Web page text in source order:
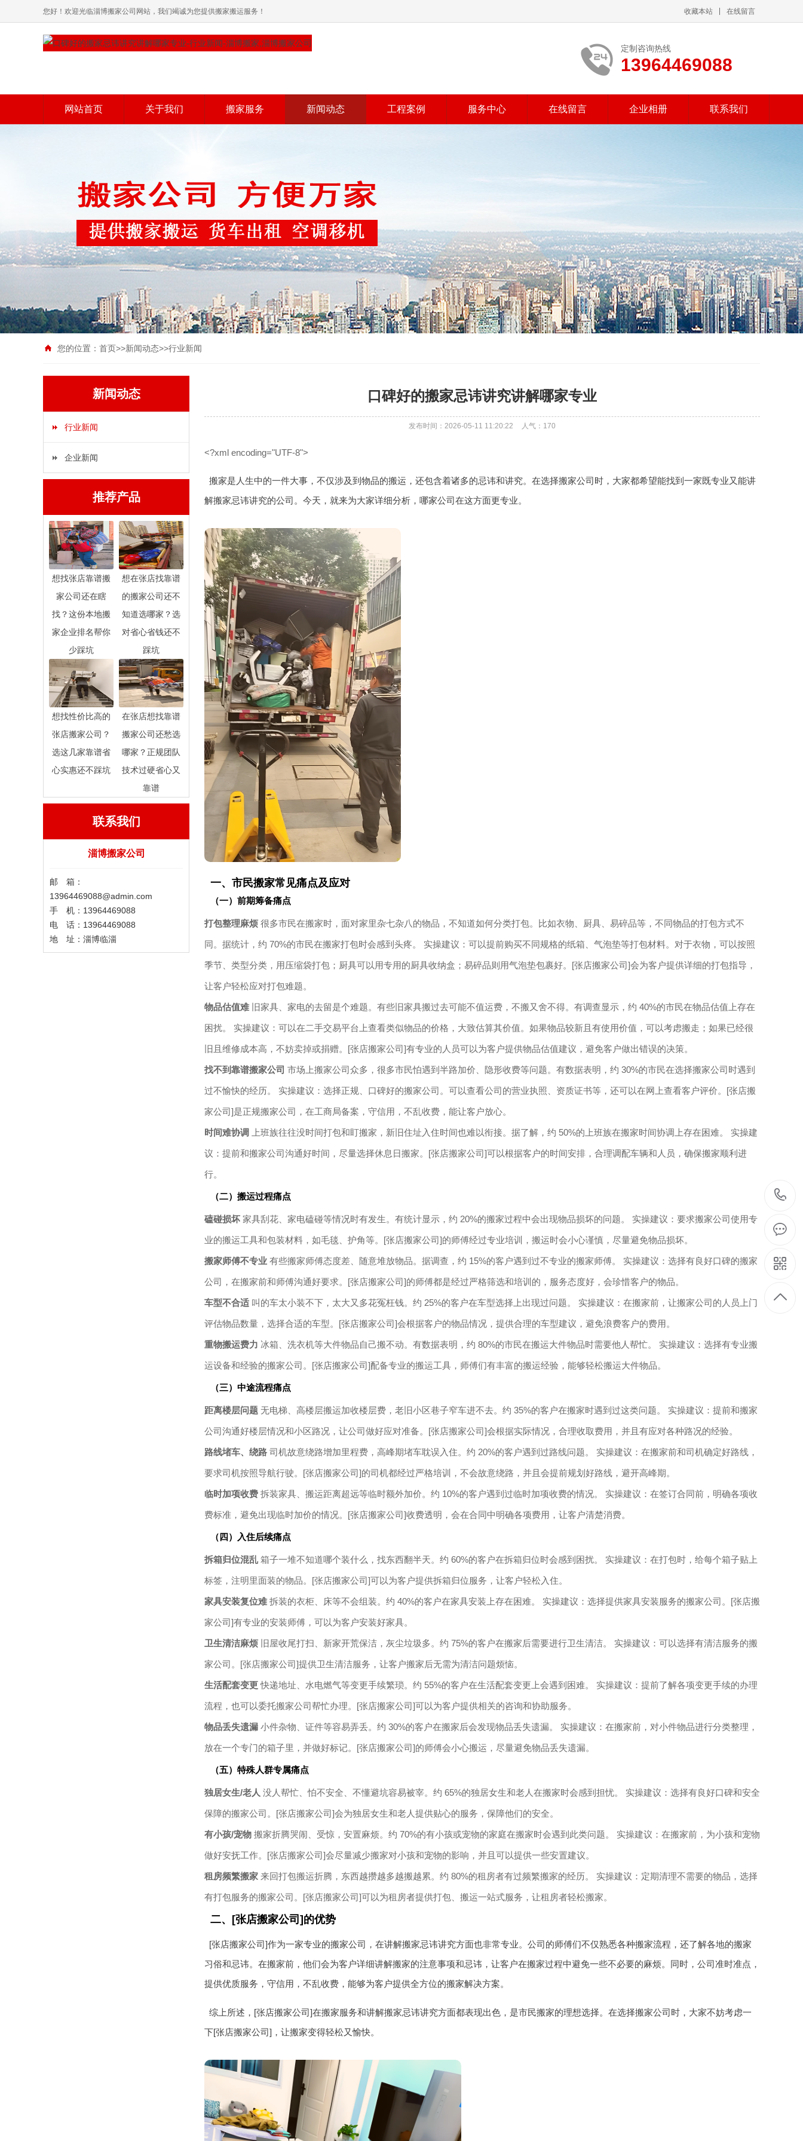
您好！欢迎光临淄博搬家公司网站，我们竭诚为您提供搬家搬运服务！ 收藏本站 在线留言
定制咨询热线
13964469088
网站首页 关于我们 搬家服务 新闻动态 工程案例 服务中心 在线留言 企业相册 联系我们
您的位置： 首页>>新闻动态>>行业新闻
新闻动态
行业新闻
企业新闻
推荐产品
想找张店靠谱搬
家公司还在瞎
找？这份本地搬
家企业排名帮你
少踩坑
想在张店找靠谱
的搬家公司还不
知道选哪家？选
对省心省钱还不
踩坑
想找性价比高的
张店搬家公司？
选这几家靠谱省
心实惠还不踩坑
在张店想找靠谱
搬家公司还愁选
哪家？正规团队
技术过硬省心又
靠谱
联系我们
淄博搬家公司
邮 箱：
13964469088@admin.com
手 机：13964469088
电 话：13964469088
地 址：淄博临淄
口碑好的搬家忌讳讲究讲解哪家专业
发布时间：2026-05-11 11:20:22 人气： 170
<?xml encoding="UTF-8">
搬家是人生中的一件大事，不仅涉及到物品的搬运，还包含着诸多的忌讳和讲究。在选择搬家公司时，大家都希望能找到一家既专业又能讲
解搬家忌讳讲究的公司。今天，就来为大家详细分析，哪家公司在这方面更专业。
一、市民搬家常见痛点及应对
（一）前期筹备痛点
打包整理麻烦 很多市民在搬家时，面对家里杂七杂八的物品，不知道如何分类打包。比如衣物、厨具、易碎品等，不同物品的打包方式不
同。据统计，约 70%的市民在搬家打包时会感到头疼。 实操建议：可以提前购买不同规格的纸箱、气泡垫等打包材料。对于衣物，可以按照
季节、类型分类，用压缩袋打包；厨具可以用专用的厨具收纳盒；易碎品则用气泡垫包裹好。[张店搬家公司]会为客户提供详细的打包指导，
让客户轻松应对打包难题。
物品估值难 旧家具、家电的去留是个难题。有些旧家具搬过去可能不值运费，不搬又舍不得。有调查显示，约 40%的市民在物品估值上存在
困扰。 实操建议：可以在二手交易平台上查看类似物品的价格，大致估算其价值。如果物品较新且有使用价值，可以考虑搬走；如果已经很
旧且维修成本高，不妨卖掉或捐赠。[张店搬家公司]有专业的人员可以为客户提供物品估值建议，避免客户做出错误的决策。
找不到靠谱搬家公司 市场上搬家公司众多，很多市民怕遇到半路加价、隐形收费等问题。有数据表明，约 30%的市民在选择搬家公司时遇到
过不愉快的经历。 实操建议：选择正规、口碑好的搬家公司。可以查看公司的营业执照、资质证书等，还可以在网上查看客户评价。[张店搬
家公司]是正规搬家公司，在工商局备案，守信用，不乱收费，能让客户放心。
时间难协调 上班族往往没时间打包和盯搬家，新旧住址入住时间也难以衔接。据了解，约 50%的上班族在搬家时间协调上存在困难。 实操建
议：提前和搬家公司沟通好时间，尽量选择休息日搬家。[张店搬家公司]可以根据客户的时间安排，合理调配车辆和人员，确保搬家顺利进
行。
（二）搬运过程痛点
磕碰损坏 家具刮花、家电磕碰等情况时有发生。有统计显示，约 20%的搬家过程中会出现物品损坏的问题。 实操建议：要求搬家公司使用专
业的搬运工具和包装材料，如毛毯、护角等。[张店搬家公司]的师傅经过专业培训，搬运时会小心谨慎，尽量避免物品损坏。
搬家师傅不专业 有些搬家师傅态度差、随意堆放物品。据调查，约 15%的客户遇到过不专业的搬家师傅。 实操建议：选择有良好口碑的搬家
公司，在搬家前和师傅沟通好要求。[张店搬家公司]的师傅都是经过严格筛选和培训的，服务态度好，会珍惜客户的物品。
车型不合适 叫的车太小装不下，太大又多花冤枉钱。约 25%的客户在车型选择上出现过问题。 实操建议：在搬家前，让搬家公司的人员上门
评估物品数量，选择合适的车型。[张店搬家公司]会根据客户的物品情况，提供合理的车型建议，避免浪费客户的费用。
重物搬运费力 冰箱、洗衣机等大件物品自己搬不动。有数据表明，约 80%的市民在搬运大件物品时需要他人帮忙。 实操建议：选择有专业搬
运设备和经验的搬家公司。[张店搬家公司]配备专业的搬运工具，师傅们有丰富的搬运经验，能够轻松搬运大件物品。
（三）中途流程痛点
距离楼层问题 无电梯、高楼层搬运加收楼层费，老旧小区巷子窄车进不去。约 35%的客户在搬家时遇到过这类问题。 实操建议：提前和搬家
公司沟通好楼层情况和小区路况，让公司做好应对准备。[张店搬家公司]会根据实际情况，合理收取费用，并且有应对各种路况的经验。
路线堵车、绕路 司机故意绕路增加里程费，高峰期堵车耽误入住。约 20%的客户遇到过路线问题。 实操建议：在搬家前和司机确定好路线，
要求司机按照导航行驶。[张店搬家公司]的司机都经过严格培训，不会故意绕路，并且会提前规划好路线，避开高峰期。
临时加项收费 拆装家具、搬运距离超远等临时额外加价。约 10%的客户遇到过临时加项收费的情况。 实操建议：在签订合同前，明确各项收
费标准，避免出现临时加价的情况。[张店搬家公司]收费透明，会在合同中明确各项费用，让客户清楚消费。
（四）入住后续痛点
拆箱归位混乱 箱子一堆不知道哪个装什么，找东西翻半天。约 60%的客户在拆箱归位时会感到困扰。 实操建议：在打包时，给每个箱子贴上
标签，注明里面装的物品。[张店搬家公司]可以为客户提供拆箱归位服务，让客户轻松入住。
家具安装复位难 拆装的衣柜、床等不会组装。约 40%的客户在家具安装上存在困难。 实操建议：选择提供家具安装服务的搬家公司。[张店搬
家公司]有专业的安装师傅，可以为客户安装好家具。
卫生清洁麻烦 旧屋收尾打扫、新家开荒保洁，灰尘垃圾多。约 75%的客户在搬家后需要进行卫生清洁。 实操建议：可以选择有清洁服务的搬
家公司。[张店搬家公司]提供卫生清洁服务，让客户搬家后无需为清洁问题烦恼。
生活配套变更快递地址、水电燃气等变更手续繁琐。约 55%的客户在生活配套变更上会遇到困难。 实操建议：提前了解各项变更手续的办理
流程，也可以委托搬家公司帮忙办理。[张店搬家公司]可以为客户提供相关的咨询和协助服务。
物品丢失遗漏 小件杂物、证件等容易弄丢。约 30%的客户在搬家后会发现物品丢失遗漏。 实操建议：在搬家前，对小件物品进行分类整理，
放在一个专门的箱子里，并做好标记。[张店搬家公司]的师傅会小心搬运，尽量避免物品丢失遗漏。
（五）特殊人群专属痛点
独居女生/老人 没人帮忙、怕不安全、不懂避坑容易被宰。约 65%的独居女生和老人在搬家时会感到担忧。 实操建议：选择有良好口碑和安全
保障的搬家公司。[张店搬家公司]会为独居女生和老人提供贴心的服务，保障他们的安全。
有小孩/宠物 搬家折腾哭闹、受惊，安置麻烦。约 70%的有小孩或宠物的家庭在搬家时会遇到此类问题。 实操建议：在搬家前，为小孩和宠物
做好安抚工作。[张店搬家公司]会尽量减少搬家对小孩和宠物的影响，并且可以提供一些安置建议。
租房频繁搬家 来回打包搬运折腾，东西越攒越多越搬越累。约 80%的租房者有过频繁搬家的经历。 实操建议：定期清理不需要的物品，选择
有打包服务的搬家公司。[张店搬家公司]可以为租房者提供打包、搬运一站式服务，让租房者轻松搬家。
二、[张店搬家公司]的优势
[张店搬家公司]作为一家专业的搬家公司，在讲解搬家忌讳讲究方面也非常专业。公司的师傅们不仅熟悉各种搬家流程，还了解各地的搬家
习俗和忌讳。在搬家前，他们会为客户详细讲解搬家的注意事项和忌讳，让客户在搬家过程中避免一些不必要的麻烦。同时，公司准时准点，
提供优质服务，守信用，不乱收费，能够为客户提供全方位的搬家解决方案。
综上所述，[张店搬家公司]在搬家服务和讲解搬家忌讳讲究方面都表现出色，是市民搬家的理想选择。在选择搬家公司时，大家不妨考虑一
下[张店搬家公司]，让搬家变得轻松又愉快。